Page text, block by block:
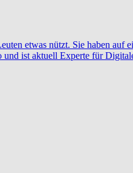
etwas nützt. Sie haben
ist aktuell Experte für